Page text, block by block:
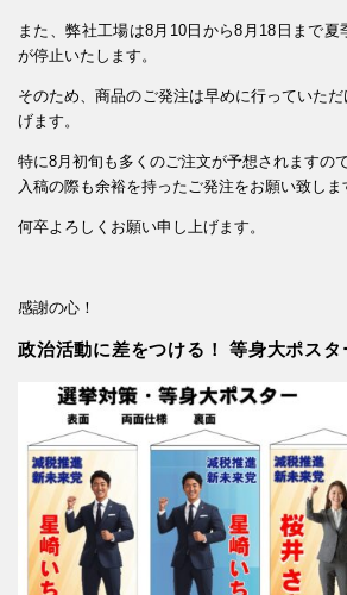
また、弊社工場は8月10日から8月18日まで
が停止いたします。
そのため、商品のご発注は早めに行っていた
げます。
特に8月初旬も多くのご注文が予想されますので
入稿の際も余裕を持ったご発注をお願い致しま
何卒よろしくお願い申し上げます。
感謝の心！
政治活動に差をつける！ 等身大ポスタ